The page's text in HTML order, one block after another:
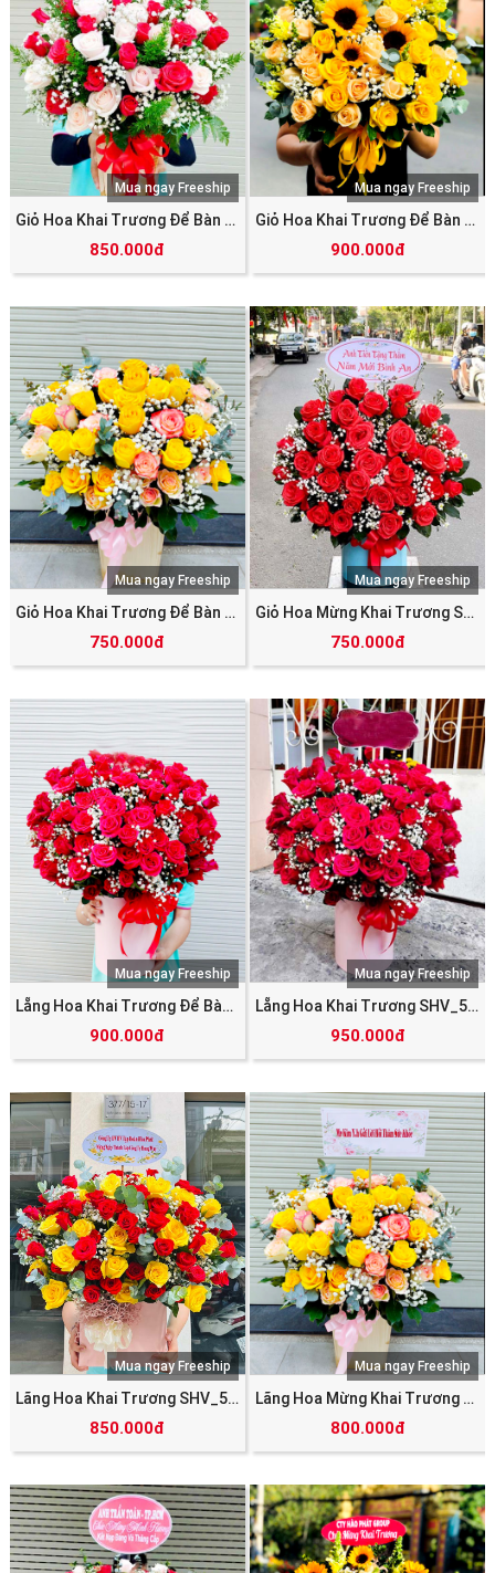
Giỏ Hoa Khai Trương Để Bàn SHV_5843
850.000đ
Mua ngay Freeship
Giỏ Hoa Khai Trương Để Bàn SHV_5844
900.000đ
Mua ngay Freeship
Giỏ Hoa Khai Trương Để Bàn SHV_5842
750.000đ
Mua ngay Freeship
Giỏ Hoa Mừng Khai Trương SHV_5840
750.000đ
Mua ngay Freeship
Lẵng Hoa Khai Trương Để Bàn SHV_5839
900.000đ
Mua ngay Freeship
Lẵng Hoa Khai Trương SHV_5836
950.000đ
Mua ngay Freeship
Lãng Hoa Khai Trương SHV_5835
850.000đ
Mua ngay Freeship
Lãng Hoa Mừng Khai Trương SHV_5785
800.000đ
Mua ngay Freeship